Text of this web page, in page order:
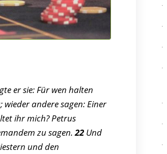
er sie: Für wen halten
andere sagen: Einer
ihr mich? Petrus
zu sagen.22 Und
und den